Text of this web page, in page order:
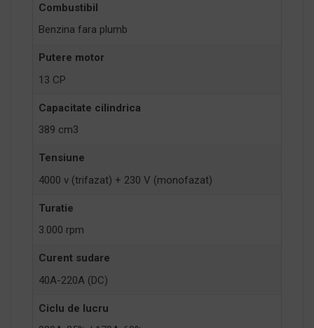
Combustibil
Benzina fara plumb
Putere motor
13 CP
Capacitate cilindrica
389 cm3
Tensiune
4000 v (trifazat) + 230 V (monofazat)
Turatie
3.000 rpm
Curent sudare
40A-220A (DC)
Ciclu de lucru